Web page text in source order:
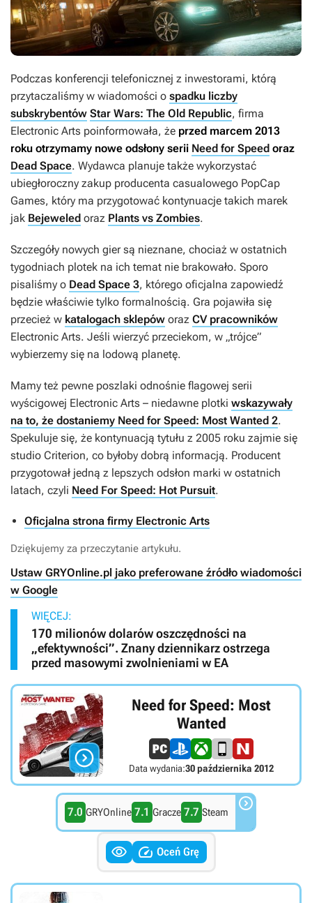
Podczas konferencji telefonicznej z inwestorami, którą
przytaczaliśmy w wiadomości o spadku liczby
subskrybentów Star Wars: The Old Republic, firma
Electronic Arts poinformowała, że przed marcem 2013
roku otrzymamy nowe odsłony serii Need for Speed oraz
Dead Space. Wydawca planuje także wykorzystać
ubiegłoroczny zakup producenta casualowego PopCap
Games, który ma przygotować kontynuacje takich marek
jak Bejeweled oraz Plants vs Zombies.
Szczegóły nowych gier są nieznane, chociaż w ostatnich
tygodniach plotek na ich temat nie brakowało. Sporo
pisaliśmy o Dead Space 3, którego oficjalna zapowiedź
będzie właściwie tylko formalnością. Gra pojawiła się
przecież w katalogach sklepów oraz CV pracowników
Electronic Arts. Jeśli wierzyć przeciekom, w „trójce”
wybierzemy się na lodową planetę.
Mamy też pewne poszlaki odnośnie flagowej serii
wyścigowej Electronic Arts – niedawne plotki wskazywały
na to, że dostaniemy Need for Speed: Most Wanted 2.
Spekuluje się, że kontynuacją tytułu z 2005 roku zajmie się
studio Criterion, co byłoby dobrą informacją. Producent
przygotował jedną z lepszych odsłon marki w ostatnich
latach, czyli Need For Speed: Hot Pursuit.
Oficjalna strona firmy Electronic Arts
Dziękujemy za przeczytanie artykułu.
Ustaw GRYOnline.pl jako preferowane źródło wiadomości
w Google
WIĘCEJ:
170 milionów dolarów oszczędności na
„efektywności”. Znany dziennikarz ostrzega
przed masowymi zwolnieniami w EA

Need for Speed: Most
Wanted
Data wydania:30 października 2012
7.0 GRYOnline 7.1 Gracze 7.7 Steam 
  Oceń Grę